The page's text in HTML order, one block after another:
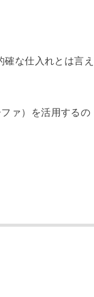
な仕入れとは言え
ァ）を活用するの